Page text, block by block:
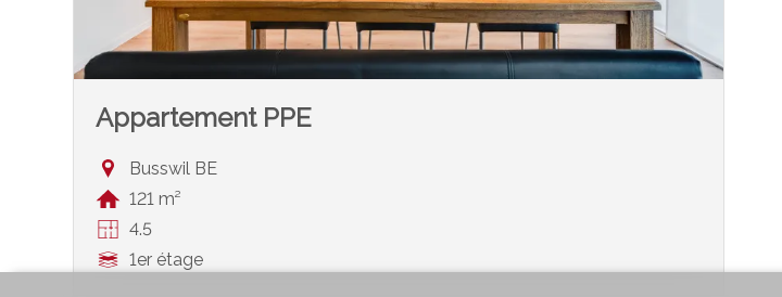
Appartement PPE
Busswil BE
121 m²
4.5
1er étage